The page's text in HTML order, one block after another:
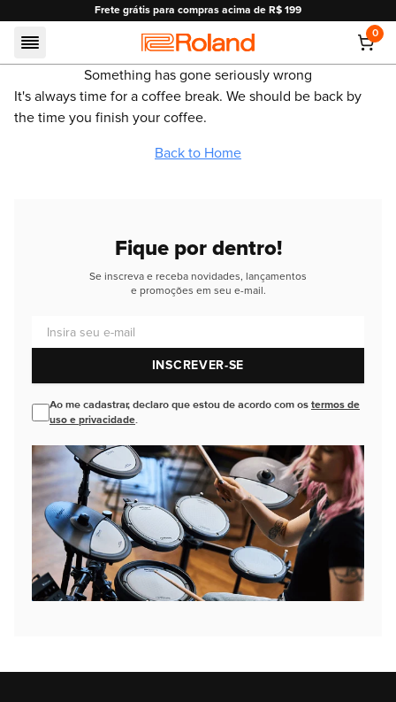
acima de R$ 199 10% OFF em pagamentos
Roland
0
Something has gone seriously wrong
It's always time for a coffee break. We should be back by
the time you finish your coffee.
Back to Home
Fique por dentro!
Se inscreva e receba novidades, lançamentos
e promoções em seu e-mail.
INSCREVER-SE
Ao me cadastrar, declaro que estou de acordo com os termos de
uso e privacidade.